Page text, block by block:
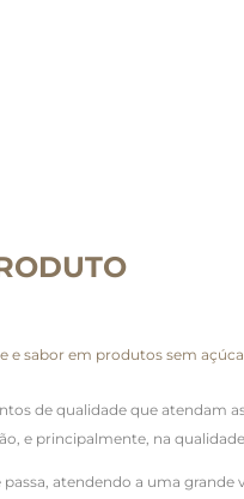
e sabor em produtos sem
de qualidade que atendam
e principalmente, na
atendendo a uma